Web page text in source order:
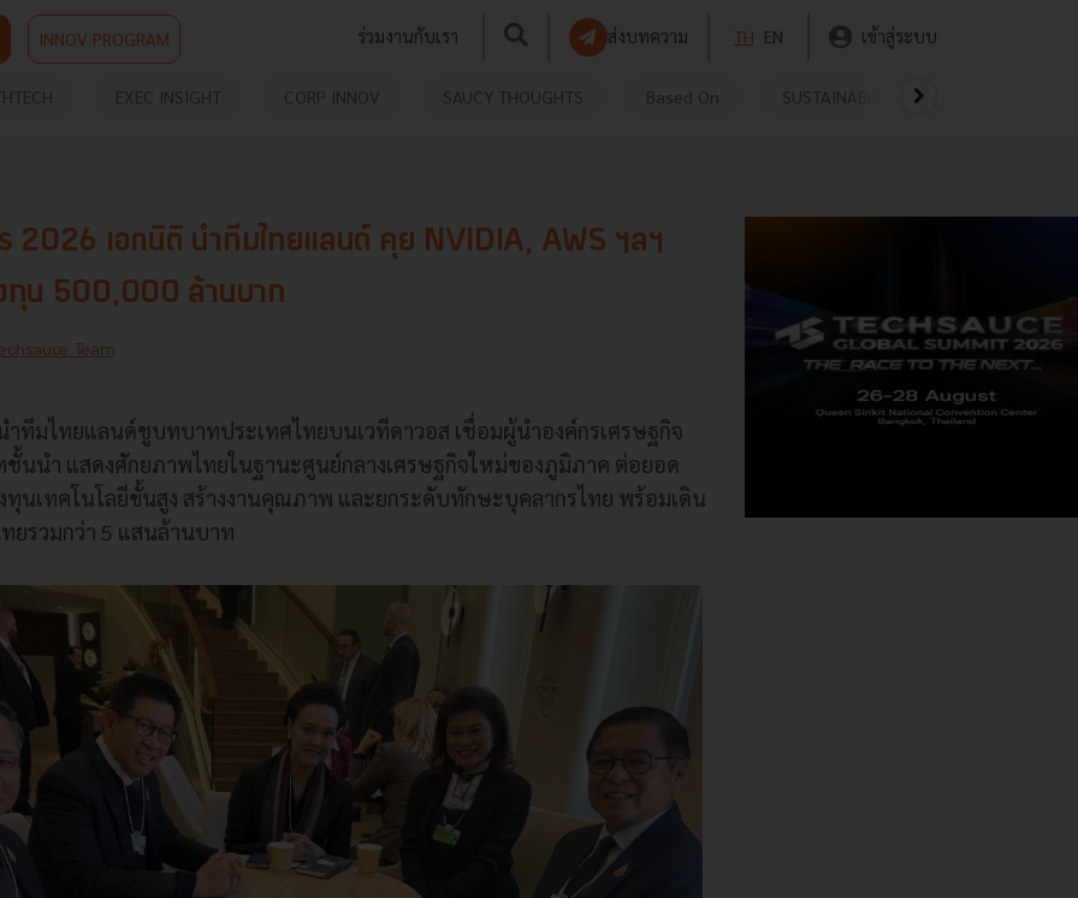
INNOV PROGRAM ร่วมงานกับเรา ส่งบทความ TH EN เข้าสู่ระบบ
EXEC INSIGHT CORP INNOV SAUCY THOUGHTS Based On SUSTAINABLE
2026 เอกนิติ นำทีมไทยแลนด์ คุย NVIDIA, AWS ฯลฯ
ทุน 500,000 ล้านบาท
Team
ำทีมไทยแลนด์ชูบทบาทประเทศไทยบนเวทีดาวอส เชื่อมผู้นำองค์กรเศรษฐกิจ
นนำ แสดงศักยภาพไทยในฐานะศูนย์กลางเศรษฐกิจใหม่ของภูมิภาค ต่อยอด
ทุนเทคโนโลยีขั้นสูง สร้างงานคุณภาพ และยกระดับทักษะบุคลากรไทย พร้อมเดิน
ยรวมกว่า 5 แสนล้านบาท